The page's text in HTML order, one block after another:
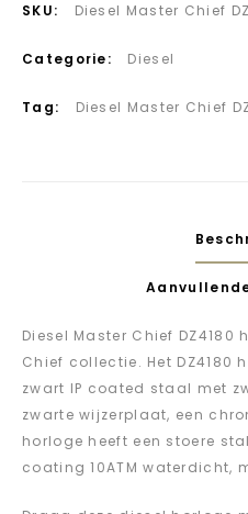
SKU: Diesel Master Chief
Categorie: Diesel
Tag: Diesel Master Chief
Diesel Master Chief
Chief collectie. Het DZ4180
zwart IP coated staal met
zwarte wijzerplaat, een
horloge heeft een stoere
coating 10ATM waterdicht,